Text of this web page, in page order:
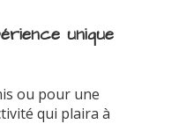
unique
ou pour une
qui plaira à